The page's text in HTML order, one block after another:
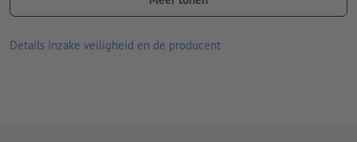
Zeilogen worden volgens leesrichting verwerkt
Optionele extra artikelen: Montagemateriaal
Details inzake veiligheid en de producent